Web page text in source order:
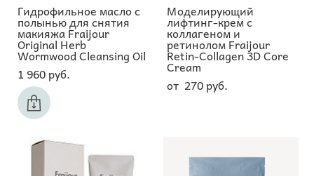
Гидрофильное масло с
полынью для снятия
макияжа Fraijour
Original Herb
Wormwood Cleansing Oil
1 960 pуб.
Моделирующий
лифтинг-крем c
коллагеном и
ретинолом Fraijour
Retin-Collagen 3D Core
Cream
от 270 pуб.